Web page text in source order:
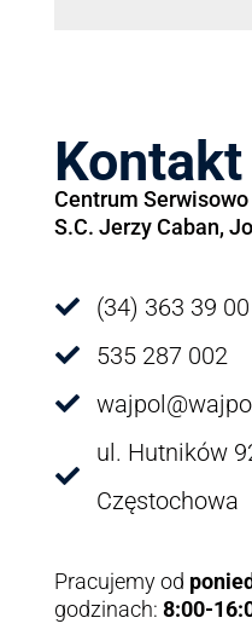
Kontakt
Centrum Serwisowo
S.C. Jerzy Caban,
 (34) 363 39 00
 535 287 002


ul. Hutników
Częstochowa
Pracujemy od
godzinach: 8:00-